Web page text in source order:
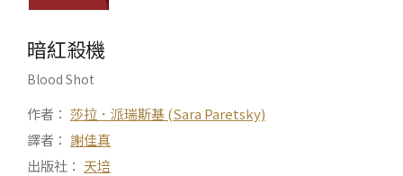
暗紅殺機
Blood Shot
作者： 莎拉．派瑞斯基 (Sara Paretsky)
譯者： 謝佳真
出版社： 天培